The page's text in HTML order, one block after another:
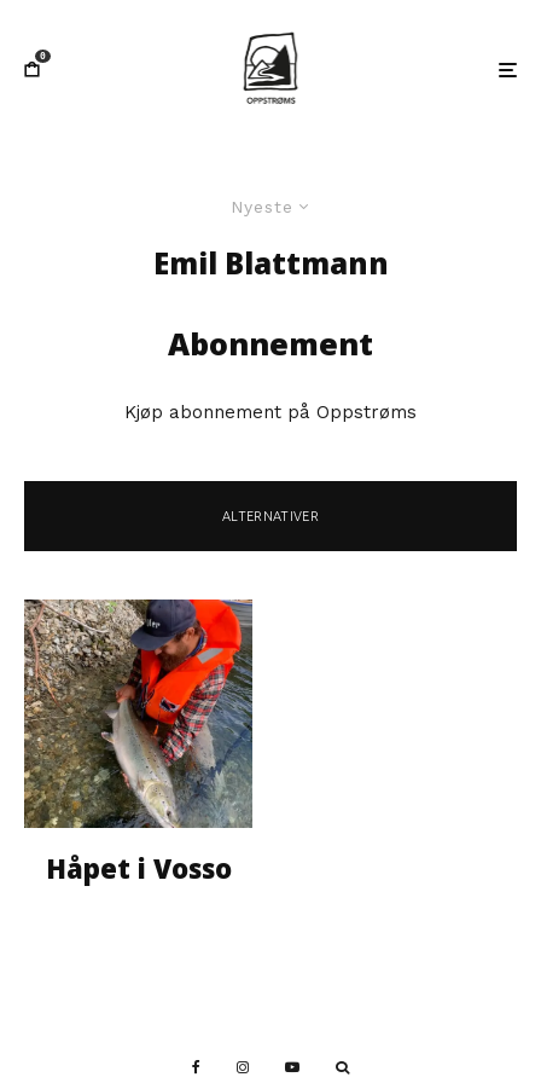
0
Nyeste
Emil Blattmann
Abonnement
Kjøp abonnement på Oppstrøms
ALTERNATIVER
Håpet i Vosso